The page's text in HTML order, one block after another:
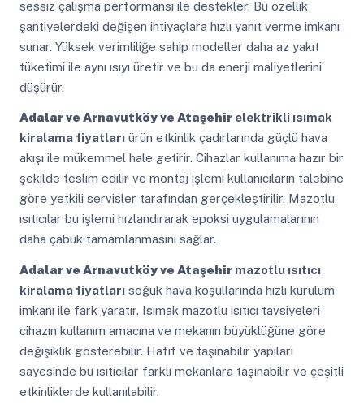
sessiz çalışma performansı ile destekler. Bu özellik
şantiyelerdeki değişen ihtiyaçlara hızlı yanıt verme imkanı
sunar. Yüksek verimliliğe sahip modeller daha az yakıt
tüketimi ile aynı ısıyı üretir ve bu da enerji maliyetlerini
düşürür.
Adalar ve Arnavutköy ve Ataşehirelektrikli ısımak
kiralama fiyatlarıürün etkinlik çadırlarında güçlü hava
akışı ile mükemmel hale getirir. Cihazlar kullanıma hazır bir
şekilde teslim edilir ve montaj işlemi kullanıcıların talebine
göre yetkili servisler tarafından gerçekleştirilir. Mazotlu
ısıtıcılar bu işlemi hızlandırarak epoksi uygulamalarının
daha çabuk tamamlanmasını sağlar.
Adalar ve Arnavutköy ve Ataşehirmazotlu ısıtıcı
kiralama fiyatlarısoğuk hava koşullarında hızlı kurulum
imkanı ile fark yaratır. Isımak mazotlu ısıtıcı tavsiyeleri
cihazın kullanım amacına ve mekanın büyüklüğüne göre
değişiklik gösterebilir. Hafif ve taşınabilir yapıları
sayesinde bu ısıtıcılar farklı mekanlara taşınabilir ve çeşitli
etkinliklerde kullanılabilir.